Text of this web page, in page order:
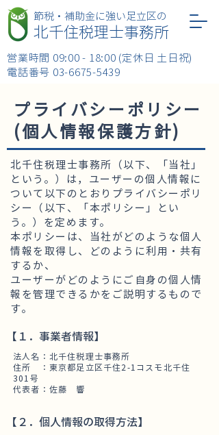
営業時間 09:00 - 18:00 (定休日 土日祝)
​電話番号 03-6675-5439
​節税・補助金に強い足立区の
北千住税理士事務所
​プライバシーポリシー
(個人情報保護方針)
北千住税理士事務所（以下、「当社」
という。）は，ユーザーの個人情報に
ついて以下のとおりプライバシーポリ
シー（以下、「本ポリシー」とい
う。）を定めます。
本ポリシーは、当社がどのような個人
情報を取得し、どのように利用・共有
するか、
ユーザーがどのようにご自身の個人情
報を管理できるかをご説明するもので
す。
【１．事業者情報】
法人名：北千住税理士事務所
住所 ：東京都足立区千住2-1コスモ北千住
301号
代表者：佐藤 響
【２．個人情報の取得方法】